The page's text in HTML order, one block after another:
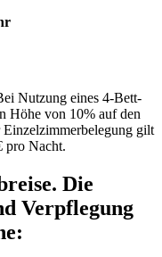
Nutzung eines 4-Bett-
Höhe von 10% auf den
gilt
pro Nacht.
Die
Verpflegung